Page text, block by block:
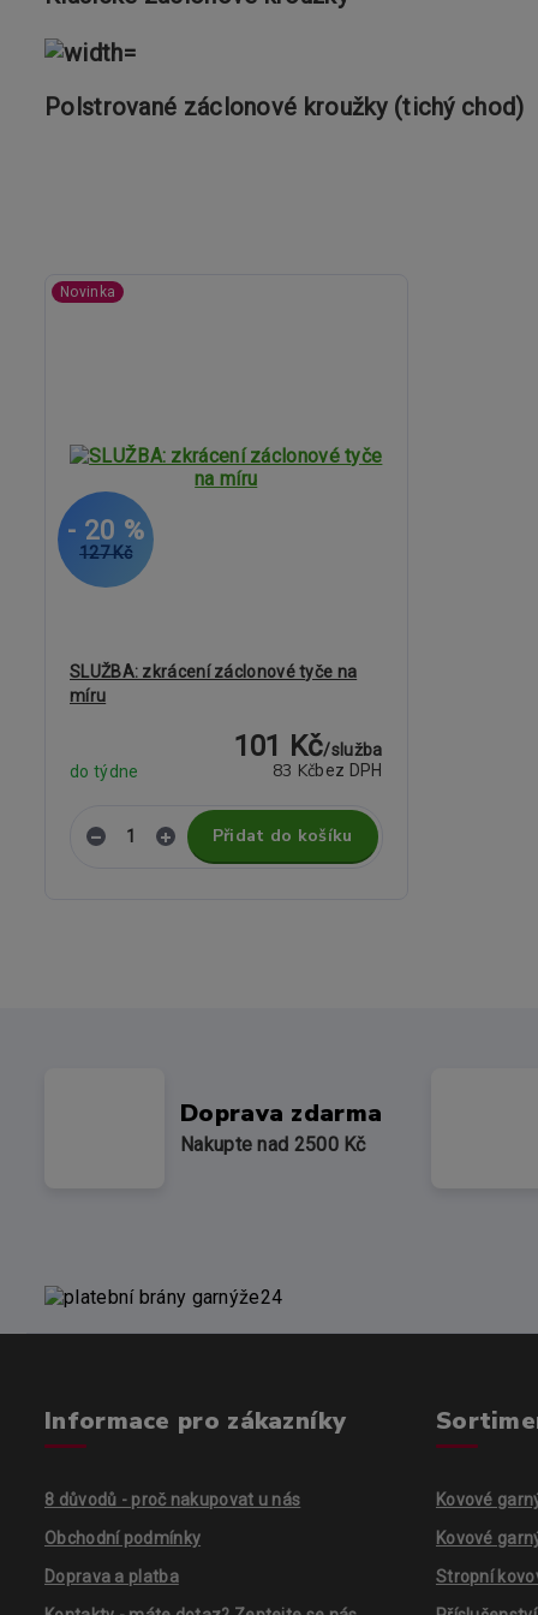
Polstrované záclonové kroužky (tichý chod)
Novinka
127 Kč
- 20 %
SLUŽBA: zkrácení záclonové tyče na
míru
101 Kč/služba
83 Kčbez DPH
do týdne
Přidat do košíku
Doprava zdarma
Nakupte nad 2500 Kč
Informace pro zákazníky
8 důvodů - proč nakupovat u nás
Obchodní podmínky
Doprava a platba
Kovové
Kovové
Stropní